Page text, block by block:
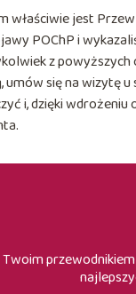
jest
POChP i
z
umów się na wizytę
i, dzięki
Twoim